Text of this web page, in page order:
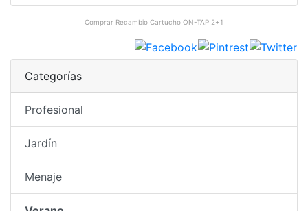
Comprar Recambio Cartucho ON-TAP 2+1
Categorías
Profesional
Jardín
Menaje